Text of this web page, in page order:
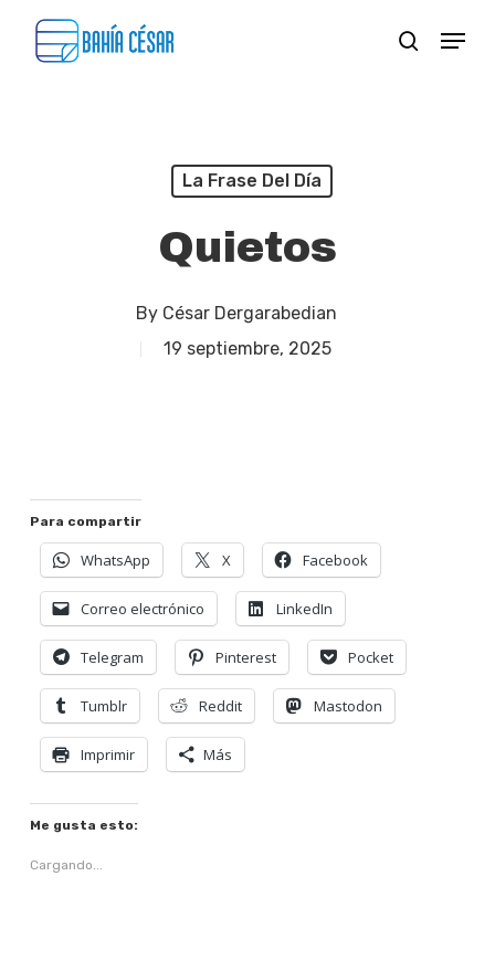
search
Menu
La Frase Del Día
Quietos
By César Dergarabedian
19 septiembre, 2025
Para compartir
WhatsApp X Facebook
Correo electrónico LinkedIn
Telegram Pinterest Pocket
Tumblr Reddit Mastodon
Imprimir Más
Me gusta esto:
Cargando...